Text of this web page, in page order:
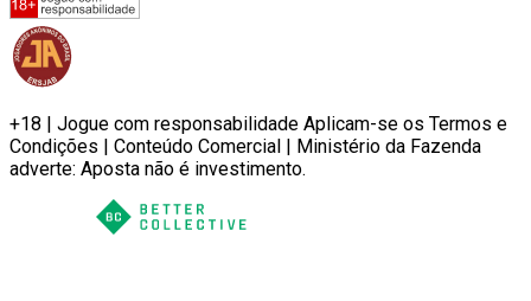
+18 | Jogue com responsabilidade Aplicam-se os Termos e
Condições | Conteúdo Comercial | Ministério da Fazenda
adverte: Aposta não é investimento.